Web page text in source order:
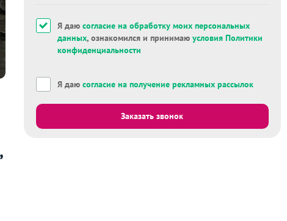
Я даю согласие на обработку моих персональных
данных, ознакомился и принимаю условия Политики
конфиденциальности
Я даю согласие на получение рекламных рассылок
Заказать звонок